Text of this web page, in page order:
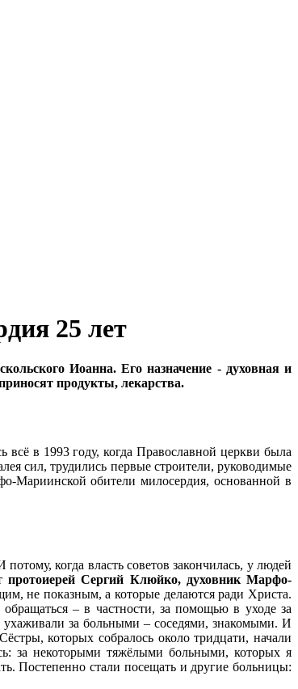
25 лет
Иоанна. Его назначение - духовная и
продукты, лекарства.
в 1993 году, когда Православной церкви была
сил, трудились первые строители, руководимые
Мариинской обители милосердия, основанной в
когда власть советов закончилась, у людей
протоиерей Сергий Клюйко, духовник Марфо-
не показным, а которые делаются ради Христа.
– в частности, за помощью в уходе за
за больными – соседями, знакомыми. И
которых собралось около тридцати, начали
за некоторыми тяжёлыми больными, которых я
Постепенно стали посещать и другие больницы: